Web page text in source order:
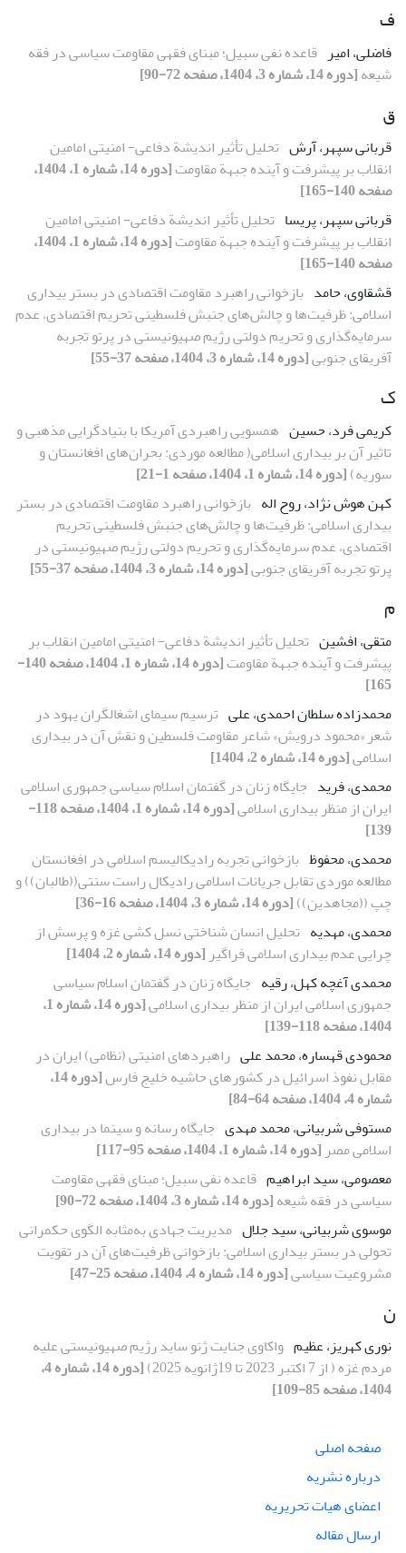
ف
فاضلی، امیر قاعده نفی سبیل؛ مبنای فقهی مقاومت سیاسی در فقه
شیعه[دوره 14، شماره 3، 1404، صفحه 72-90]
ق
قربانی سپهر، آرش تحلیل تأثیر اندیشة دفاعی- امنیتی امامین
انقلاب بر پیشرفت و آینده جبهة مقاومت
[دوره 14، شماره 1، 1404،
صفحه 140-165]
قربانی سپهر، پریسا تحلیل تأثیر اندیشة دفاعی- امنیتی امامین
انقلاب بر پیشرفت و آینده جبهة مقاومت
[دوره 14، شماره 1، 1404،
صفحه 140-165]
قشقاوی، حامد بازخوانی راهبرد مقاومت اقتصادی در بستر بیداری
اسلامی: ظرفیت‌ها و چالش‌های جنبش فلسطینی تحریم اقتصادی، عدم
سرمایه‌گذاری و تحریم دولتی رژیم صهیونیستی در پرتو تجربه
آفریقای جنوبی[دوره 14، شماره 3، 1404، صفحه 37-55]
ک
کریمی فرد، حسین همسویی راهبردی آمریکا با بنیادگرایی مذهبی و
تاثیر آن بر بیداری اسلامی( مطالعه موردی: بحران‌های افغانستان و
سوریه)[دوره 14، شماره 1، 1404، صفحه 1-21]
کهن هوش نژاد، روح اله بازخوانی راهبرد مقاومت اقتصادی در بستر
بیداری اسلامی: ظرفیت‌ها و چالش‌های جنبش فلسطینی تحریم
اقتصادی، عدم سرمایه‌گذاری و تحریم دولتی رژیم صهیونیستی در
پرتو تجربه آفریقای جنوبی[دوره 14، شماره 3، 1404، صفحه 37-55]
م
متقی، افشین تحلیل تأثیر اندیشة دفاعی- امنیتی امامین انقلاب بر
پیشرفت و آینده جبهة مقاومت
[دوره 14، شماره 1، 1404، صفحه 140-
165]
محمدزاده سلطان احمدی، علی ترسیم سیمای اشغالگران یهود در
شعر «محمود درویش» شاعر مقاومت فلسطین و نقش آن در بیداری
اسلامی[دوره 14، شماره 2، 1404]
محمدی، فرید جایگاه زنان در گفتمان اسلام سیاسی جمهوری اسلامی
ایران از منظر بیداری اسلامی
[دوره 14، شماره 1، 1404، صفحه 118-
139]
محمدی، محفوظ بازخوانی تجربه رادیکالیسم اسلامی در افغانستان
مطالعه موردی تقابل جریانات اسلامی رادیکال راست سنتی((طالبان)) و
چپ ((مجاهدین))[دوره 14، شماره 3، 1404، صفحه 16-36]
محمدی، مهدیه تحلیل انسان شناختی نسل کشی غزه و پرسش از
چرایی عدم بیداری اسلامی فراگیر [دوره 14، شماره 2، 1404]
محمدی آغچه کهل، رقیه جایگاه زنان در گفتمان اسلام سیاسی
جمهوری اسلامی ایران از منظر بیداری اسلامی
[دوره 14، شماره 1،
1404، صفحه 118-139]
محمودی قهساره، محمد علی راهبردهای امنیتی (نظامی) ایران در
مقابل نفوذ اسرائیل در کشورهای حاشیه خلیج فارس
[دوره 14،
شماره 4، 1404، صفحه 64-84]
مستوفی شربیانی، محمد مهدی جایگاه رسانه‌‌ و سینما در بیداری
اسلامی مصر [دوره 14، شماره 1، 1404، صفحه 95-117]
معصومی، سید ابراهیم قاعده نفی سبیل؛ مبنای فقهی مقاومت
سیاسی در فقه شیعه[دوره 14، شماره 3، 1404، صفحه 72-90]
موسوی شربیانی، سید جلال مدیریت جهادی به‌مثابه الگوی حکمرانی
تحولی در بستر بیداری اسلامی: بازخوانی ظرفیت‌های آن در تقویت
مشروعیت سیاسی[دوره 14، شماره 4، 1404، صفحه 25-47]
ن
نوری کهریز، عظیم واکاوی جنایت ژنو ساید رژیم صهیونیستی علیه
مردم غزه ( از 7 اکتبر 2023 تا 19ژانویه 2025)
[دوره 14، شماره 4،
1404، صفحه 85-109]
صفحه اصلی
درباره نشریه
اعضای هیات تحریریه
ارسال مقاله